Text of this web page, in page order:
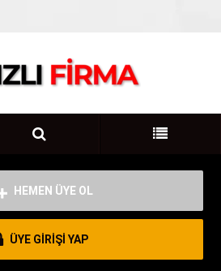
HEMEN ÜYE OL
ÜYE GİRİŞİ YAP